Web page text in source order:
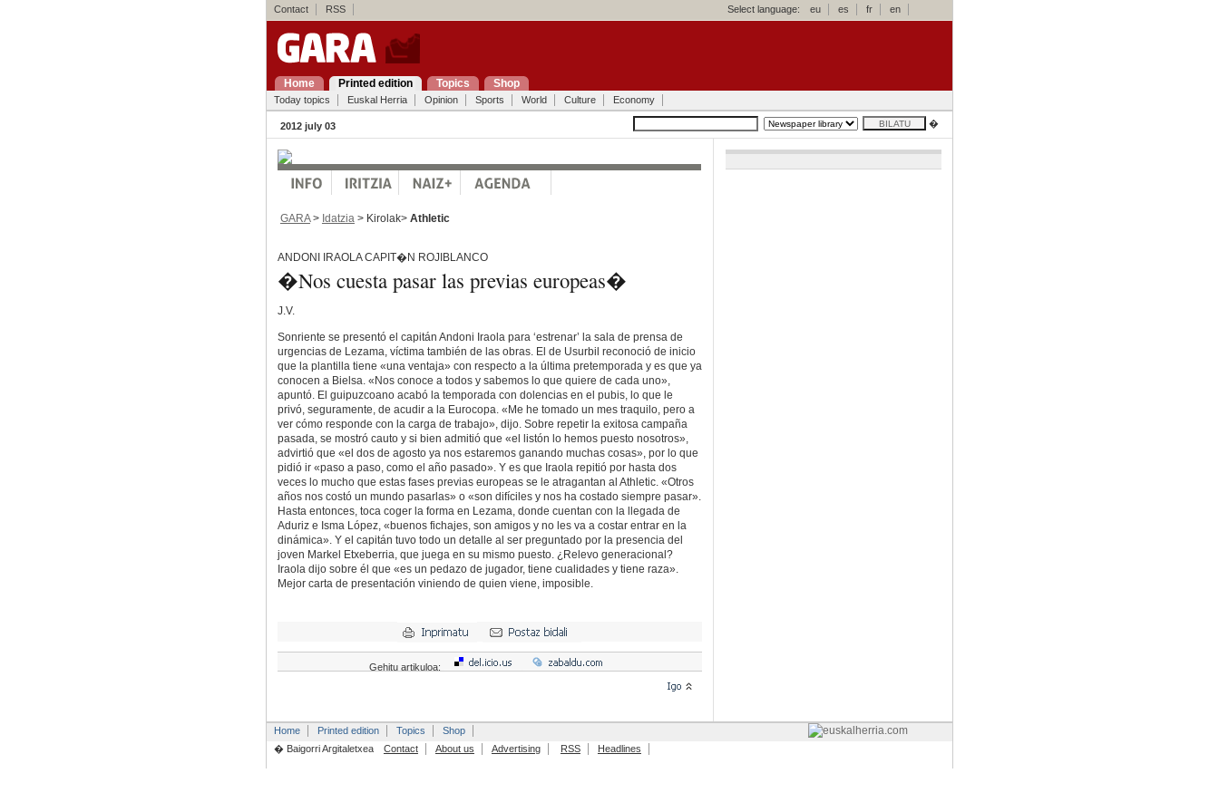
Contact RSS Select language: eu es fr en
Home Printed edition Topics Shop
Today topics Euskal Herria Opinion Sports World Culture Economy
2012 july 03 �
GARA> Idatzia > Kirolak> Athletic
ANDONI IRAOLA CAPIT�N ROJIBLANCO
�Nos cuesta pasar las previas europeas�
J.V.
Sonriente se presentó el capitán Andoni Iraola para ‘estrenar’ la sala de prensa de
urgencias de Lezama, víctima también de las obras. El de Usurbil reconoció de inicio
que la plantilla tiene «una ventaja» con respecto a la última pretemporada y es que ya
conocen a Bielsa. «Nos conoce a todos y sabemos lo que quiere de cada uno»,
apuntó. El guipuzcoano acabó la temporada con dolencias en el pubis, lo que le
privó, seguramente, de acudir a la Eurocopa. «Me he tomado un mes traquilo, pero a
ver cómo responde con la carga de trabajo», dijo. Sobre repetir la exitosa campaña
pasada, se mostró cauto y si bien admitió que «el listón lo hemos puesto nosotros»,
advirtió que «el dos de agosto ya nos estaremos ganando muchas cosas», por lo que
pidió ir «paso a paso, como el año pasado». Y es que Iraola repitió por hasta dos
veces lo mucho que estas fases previas europeas se le atragantan al Athletic. «Otros
años nos costó un mundo pasarlas» o «son difíciles y nos ha costado siempre pasar».
Hasta entonces, toca coger la forma en Lezama, donde cuentan con la llegada de
Aduriz e Isma López, «buenos fichajes, son amigos y no les va a costar entrar en la
dinámica». Y el capitán tuvo todo un detalle al ser preguntado por la presencia del
joven Markel Etxeberria, que juega en su mismo puesto. ¿Relevo generacional?
Iraola dijo sobre él que «es un pedazo de jugador, tiene cualidades y tiene raza».
Mejor carta de presentación viniendo de quien viene, imposible.
Gehitu artikuloa:
Home Printed edition Topics
Shop
� Baigorri Argitaletxea
Contact About us Advertising RSS Headlines